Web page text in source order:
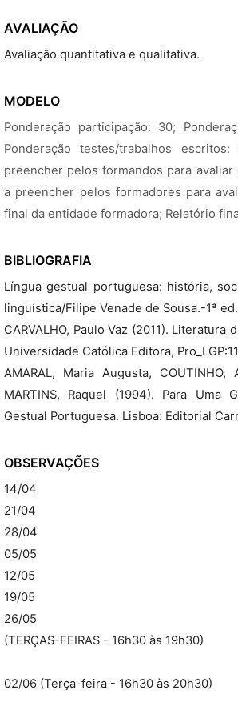
AVALIAÇÃO
Avaliação quantitativa e qualitativa.
MODELO
Ponderação participação: 30;
Ponderação testes/trabalhos
preencher pelos formandos para avaliar
a preencher pelos formadores para
final da entidade formadora; Relatório
BIBLIOGRAFIA
Língua gestual portuguesa: história,
linguística/Filipe Venade de Sousa.-1ª
CARVALHO, Paulo Vaz (2011). Literatura
Universidade Católica Editora,
AMARAL, Maria Augusta,
MARTINS, Raquel (1994). Para Uma
Gestual Portuguesa. Lisboa: Editorial
OBSERVAÇÕES
14/04
21/04
28/04
05/05
12/05
19/05
26/05
(TERÇAS-FEIRAS - 16h30 às 19h30)
02/06 (Terça-feira - 16h30 às 20h30)